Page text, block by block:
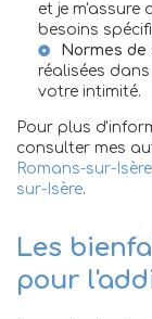
et je m'assure
besoins
Normes de
réalisées
votre intimité.
Pour plus
consulter mes
Romans-sur-Isère
sur-Isère.
Les
pour